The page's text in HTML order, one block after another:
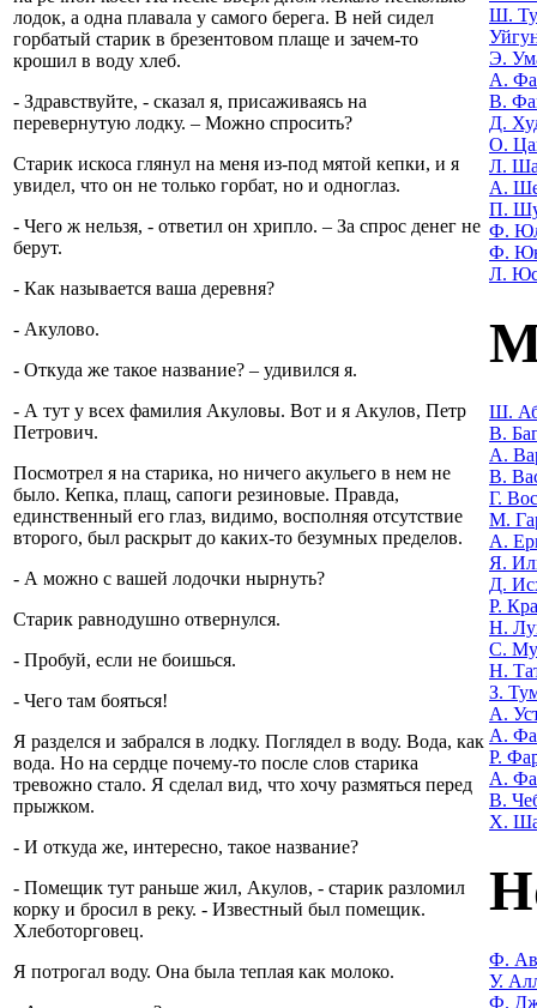
лодок, а одна плавала у самого берега. В ней сидел
горбатый старик в брезентовом плаще и зачем-то
крошил в воду хлеб.
- Здравствуйте, - сказал я, присаживаясь на
перевернутую лодку. – Можно спросить?
Старик искоса глянул на меня из-под мятой кепки, и я
увидел, что он не только горбат, но и одноглаз.
- Чего ж нельзя, - ответил он хрипло. – За спрос денег не
берут.
- Как называется ваша деревня?
- Акулово.
- Откуда же такое название? – удивился я.
- А тут у всех фамилия Акуловы. Вот и я Акулов, Петр
Петрович.
Посмотрел я на старика, но ничего акульего в нем не
было. Кепка, плащ, сапоги резиновые. Правда,
единственный его глаз, видимо, восполняя отсутствие
второго, был раскрыт до каких-то безумных пределов.
- А можно с вашей лодочки нырнуть?
Старик равнодушно отвернулся.
- Пробуй, если не боишься.
- Чего там бояться!
Я разделся и забрался в лодку. Поглядел в воду. Вода, как
вода. Но на сердце почему-то после слов старика
тревожно стало. Я сделал вид, что хочу размяться перед
прыжком.
- И откуда же, интересно, такое название?
- Помещик тут раньше жил, Акулов, - старик разломил
корку и бросил в реку. - Известный был помещик.
Хлеботорговец.
Я потрогал воду. Она была теплая как молоко.
Ш.
Э.
А.
В.
Д.
О.
Л.
А.
П.
Ф.
Ф.
Л.
Ш.
В.
А.
В.
Г.
М.
А.
Я.
Д.
Р.
Н.
С.
Н.
З.
А.
А.
Р.
А.
В.
Х.
Ф.
У.
Ф.